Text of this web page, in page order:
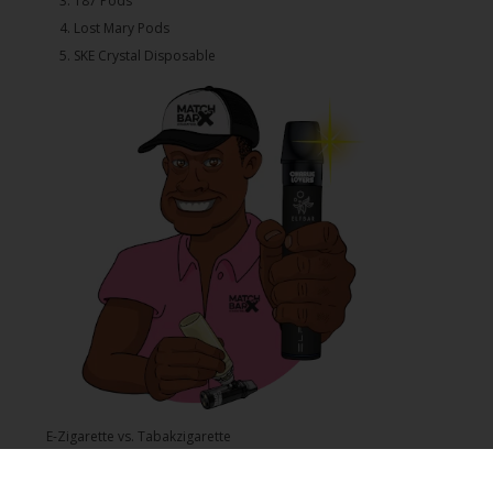
4.⁠ ⁠⁠Lost Mary Pods
5.⁠ ⁠⁠SKE Crystal Disposable
E-Zigarette vs. Tabakzigarette